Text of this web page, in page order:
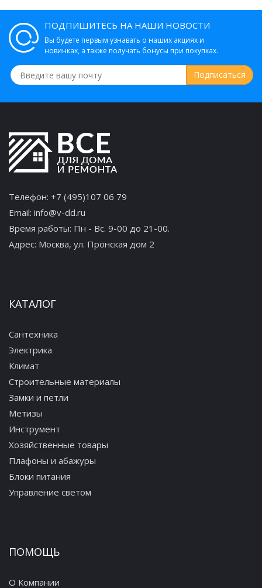
ПОДПИШИТЕСЬ НА НАШИ НОВОСТИ
Вы будете первым узнавать о наших акциях и
новинках, а также получать бонусы при покупках.
Телефон: +7 (495)107 06 79
Email: info@v-dd.ru
Время работы: Пн - Вс. 9-00 до 21-00.
Адрес: Москва, ул. Пронская дом 2
КАТАЛОГ
Сантехника
Электрика
Климат
Строительные материалы
Замки и петли
Метизы
Инструмент
Хозяйственные товары
Плафоны и абажуры
Блоки питания
Управление светом
ПОМОЩЬ
О Компании